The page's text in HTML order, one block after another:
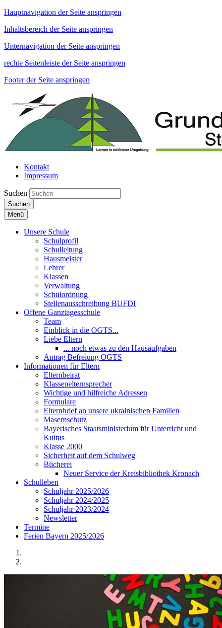
Hauptnavigation der Seite anspringen
Inhaltsbereich der Seite anspringen
Unternavigation der Seite anspringen
rechte Seitenleiste der Seite anspringen
Footer der Seite anspringen
Kontakt
Impressum
Suchen
Suchen
Menü
Unsere Schule
Schulprofil
Schulleitung
Hausmeister
Lehrer
Klassen
Verwaltung
Schulordnung
Stellenausschreibung BUFDI
Offene Ganztagesschule
Team
Einblick in die OGTS...
Liebe Eltern
... noch etwas zu den Hausaufgaben
Antrag Befreiung OGTS
Informationen für Eltern
Elternbeirat
Klassenelternsprecher
Wichtige und hilfreiche Adressen
Formulare
Elternbrief an unsere ukrainischen Familien
Masernschutz
Bayerisches Staatsministerium für Unterricht und
Kultus
Klasse 2000
Sicherheit auf dem Schulweg
Bücherei
Neuer Service der Kreisbibliothek Kronach
Schulleben
Schuljahr 2025/2026
Schuljahr 2024/2025
Schuljahr 2023/2024
Newsletter
Termine
Ferien Bayern 2025/2026